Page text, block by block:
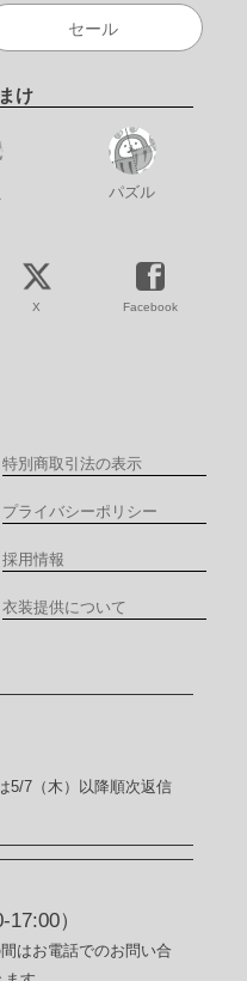
セール
け
パズル
X Facebook
特別商取引法の表示
プライバシーポリシー
採用情報
衣装提供について
5/7（木）以降順次返信
17:00）
はお電話でのお問い合